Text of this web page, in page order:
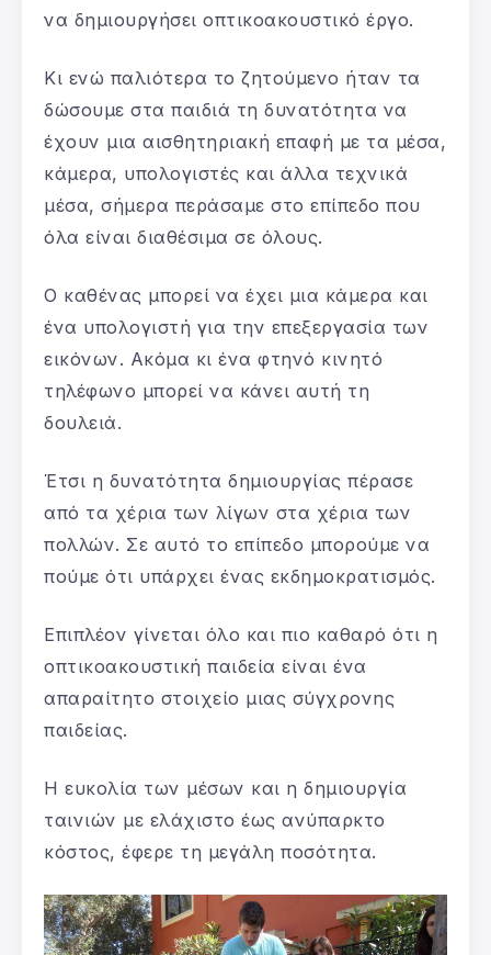
να δημιουργήσει οπτικοακουστικό έργο.
Κι ενώ παλιότερα το ζητούμενο ήταν τα
δώσουμε στα παιδιά τη δυνατότητα να
έχουν μια αισθητηριακή επαφή με τα μέσα,
κάμερα, υπολογιστές και άλλα τεχνικά
μέσα, σήμερα περάσαμε στο επίπεδο που
όλα είναι διαθέσιμα σε όλους.
Ο καθένας μπορεί να έχει μια κάμερα και
ένα υπολογιστή για την επεξεργασία των
εικόνων. Ακόμα κι ένα φτηνό κινητό
τηλέφωνο μπορεί να κάνει αυτή τη
δουλειά.
Έτσι η δυνατότητα δημιουργίας πέρασε
από τα χέρια των λίγων στα χέρια των
πολλών. Σε αυτό το επίπεδο μπορούμε να
πούμε ότι υπάρχει ένας εκδημοκρατισμός.
Επιπλέον γίνεται όλο και πιο καθαρό ότι η
οπτικοακουστική παιδεία είναι ένα
απαραίτητο στοιχείο μιας σύγχρονης
παιδείας.
Η ευκολία των μέσων και η δημιουργία
ταινιών με ελάχιστο έως ανύπαρκτο
κόστος, έφερε τη μεγάλη ποσότητα.